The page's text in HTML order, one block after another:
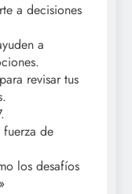
a decisiones
a
revisar tus
fuerza de
los desafíos